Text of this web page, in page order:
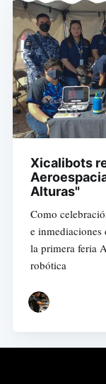
Xicalibots
Alturas"
Como
e inmediaciones
la primera feria
robótica